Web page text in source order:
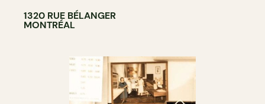
1320 RUE BÉLANGER
MONTRÉAL